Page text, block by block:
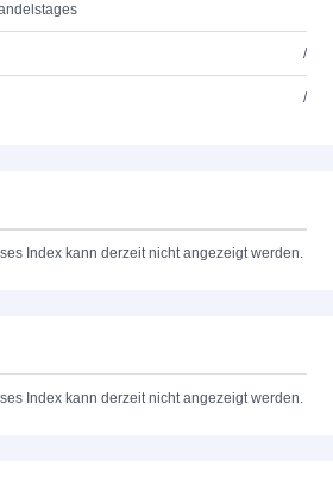
/
/
Index kann derzeit nicht angezeigt werden.
Index kann derzeit nicht angezeigt werden.